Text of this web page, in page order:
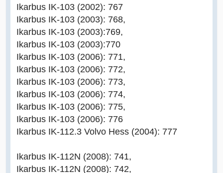
Ikarbus IK-103 (2002): 767
Ikarbus IK-103 (2003): 768,
Ikarbus IK-103 (2003):769,
Ikarbus IK-103 (2003):770
Ikarbus IK-103 (2006): 771,
Ikarbus IK-103 (2006): 772,
Ikarbus IK-103 (2006): 773,
Ikarbus IK-103 (2006): 774,
Ikarbus IK-103 (2006): 775,
Ikarbus IK-103 (2006): 776
Ikarbus IK-112.3 Volvo Hess (2004): 777
Ikarbus IK-112N (2008): 741,
Ikarbus IK-112N (2008): 742,